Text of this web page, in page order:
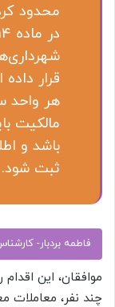
محدود
قرار
هر واحد
مالکیت
باشد و
ثبت شود.
فاطمه بردبار-
موافقان، این
چند نفر، معاملات